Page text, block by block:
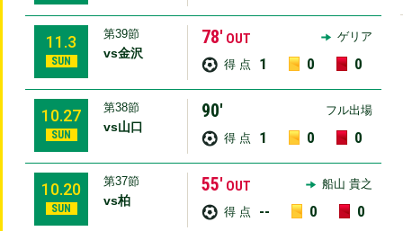
11.3
SUN
第39節
vs金沢
78′ OUT ゲリア
得 点 1 0 0
10.27
SUN
第38節
vs山口
90′ フル出場
得 点 1 0 0
10.20
SUN
第37節
vs柏
55′ OUT 船山 貴之
得 点 -- 0 0